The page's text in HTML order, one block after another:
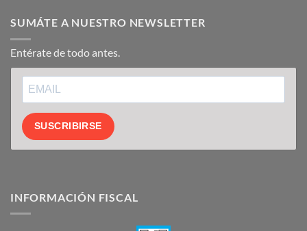
SUMÁTE A NUESTRO NEWSLETTER
Entérate de todo antes.
SUSCRIBIRSE
INFORMACIÓN FISCAL